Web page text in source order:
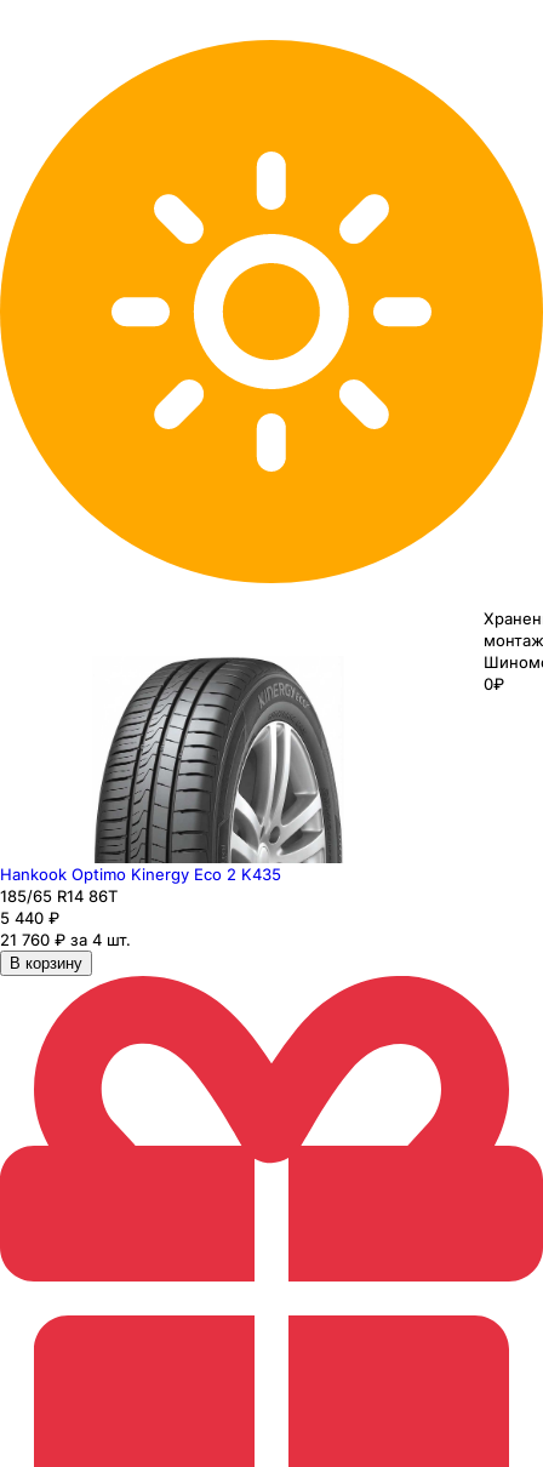
0₽
Hankook Optimo Kinergy Eco 2 K435
185/65 R14 86T
5 440 ₽
21 760 ₽ за 4 шт.
В корзину